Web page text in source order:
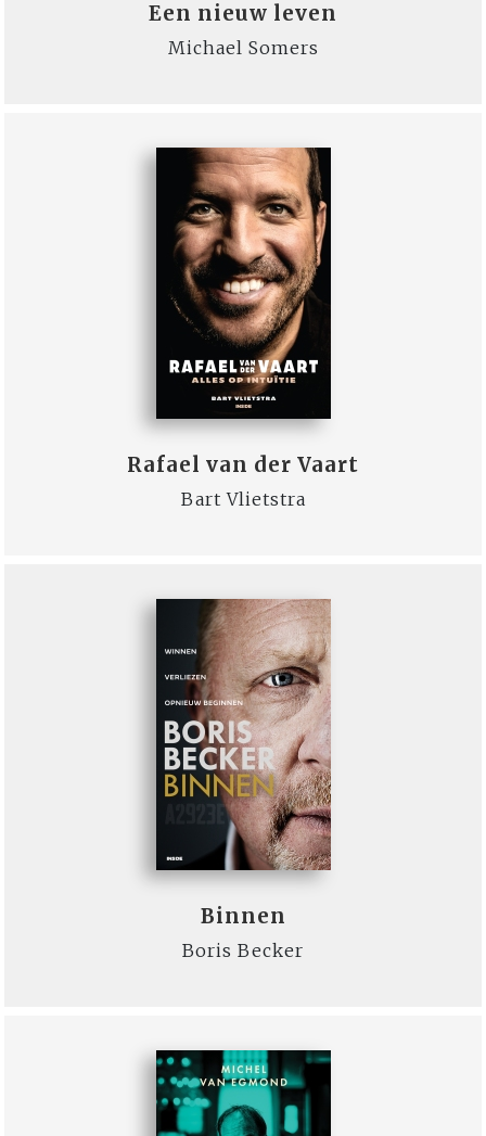
Een nieuw leven
Michael Somers
Rafael van der Vaart
Bart Vlietstra
Binnen
Boris Becker